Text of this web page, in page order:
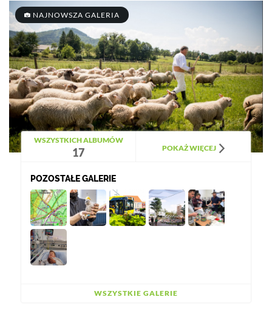
NAJNOWSZA GALERIA
WSZYSTKICH ALBUMÓW
17 POKAŻ WIĘCEJ
POZOSTAŁE GALERIE
WSZYSTKIE GALERIE